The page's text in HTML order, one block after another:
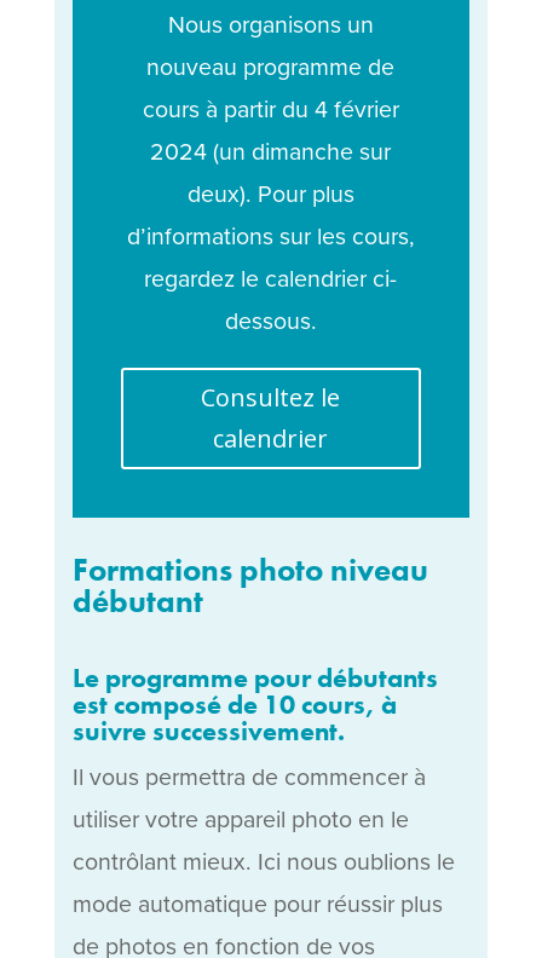
Nous organisons un
nouveau programme de
cours à partir du 4 février
2024 (un dimanche sur
deux). Pour plus
d’informations sur les cours,
regardez le calendrier ci-
dessous.
Consultez le
calendrier
Formations photo niveau
débutant
Le programme pour débutants
est composé de 10 cours, à
suivre successivement.
Il vous permettra de commencer à
utiliser votre appareil photo en le
contrôlant mieux. Ici nous oublions le
mode automatique pour réussir plus
de photos en fonction de vos